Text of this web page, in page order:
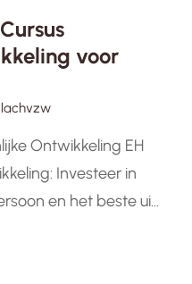
professional.
voor
lachvzw
Ontwikkeling EH
Investeer in
en het beste uit
de juiste stap voor